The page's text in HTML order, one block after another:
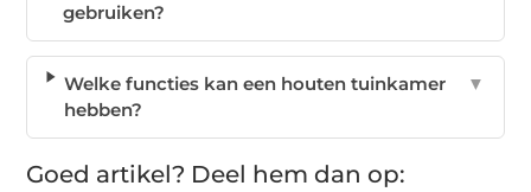
gebruiken?
Welke functies kan een houten tuinkamer
hebben?
▼
Goed artikel? Deel hem dan op: